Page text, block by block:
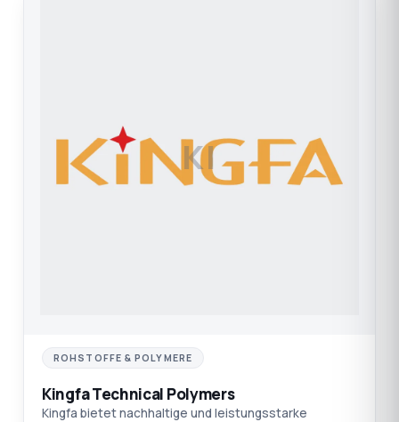
KI
ROHSTOFFE & POLYMERE
Kingfa Technical Polymers
Kingfa bietet nachhaltige und leistungsstarke